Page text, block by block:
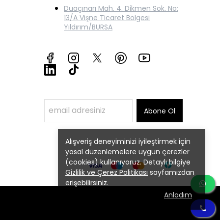
Alışveriş deneyiminizi iyileştirmek için
yasal düzenlemelere uygun çerezler
(cookies) kullanıyoruz. Detaylı bilgiye
Gizlilik ve Çerez Politikası sayfamızdan
erişebilirsiniz.
Anladım
Duaçınarı Mah. 4. Dikmen Sok. No:
13/A Vişne Ticaret Bölgesi
Yıldırım/BURSA
Abone Ol